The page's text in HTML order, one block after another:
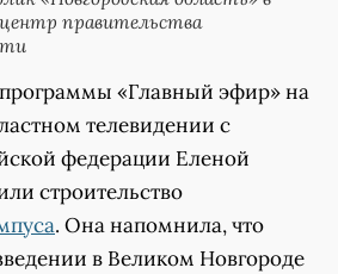
правительства
«Главный эфир» на
телевидении с
федерации Еленой
строительство
. Она напомнила, что
в Великом Новгороде